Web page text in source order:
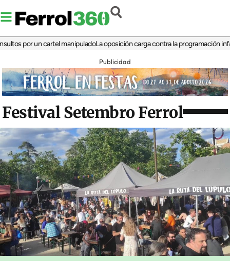
por un cartel manipuladoLa oposición carga contra la programación infantil
Publicidad
Festival Setembro Ferrol